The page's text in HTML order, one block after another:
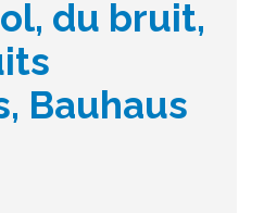
du bruit,
Bauhaus